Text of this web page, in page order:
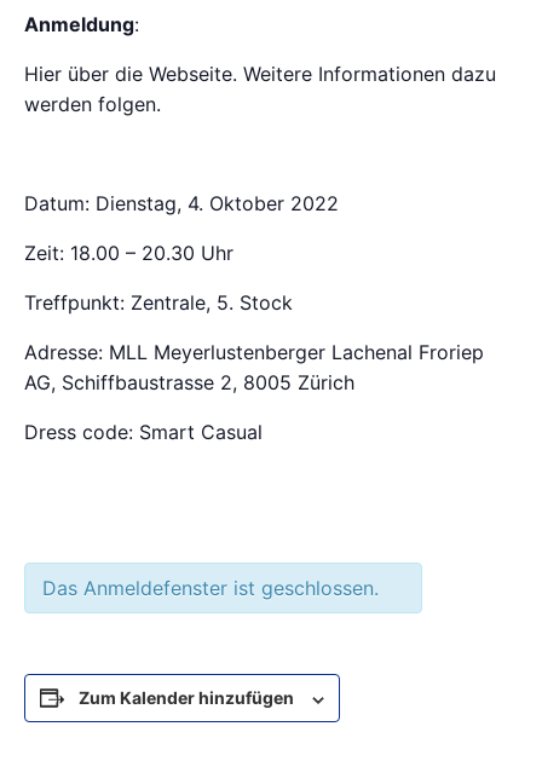
Anmeldung:
Hier über die Webseite. Weitere Informationen dazu
werden folgen.
Datum: Dienstag, 4. Oktober 2022
Zeit: 18.00 – 20.30 Uhr
Treffpunkt: Zentrale, 5. Stock
Adresse: MLL Meyerlustenberger Lachenal Froriep
AG, Schiffbaustrasse 2, 8005 Zürich
Dress code: Smart Casual
Das Anmeldefenster ist geschlossen.
Zum Kalender hinzufügen